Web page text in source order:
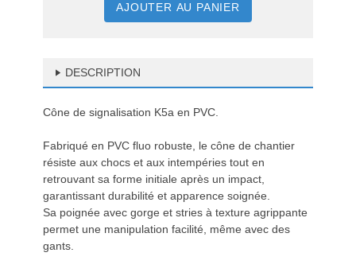
AJOUTER AU PANIER
DESCRIPTION
Cône de signalisation K5a en PVC.
Fabriqué en PVC fluo robuste, le cône de chantier
résiste aux chocs et aux intempéries tout en
retrouvant sa forme initiale après un impact,
garantissant durabilité et apparence soignée.
Sa poignée avec gorge et stries à texture agrippante
permet une manipulation facilité, même avec des
gants.